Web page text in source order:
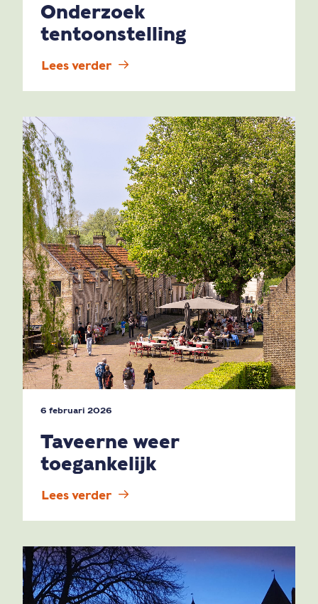
Onderzoek
tentoonstelling
Lees verder
6 februari 2026
Taveerne weer
toegankelijk
Lees verder